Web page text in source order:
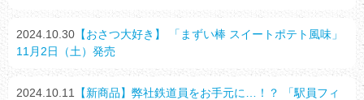
2024.10.30 【おさつ大好き】 「まずい棒 スイートポテト風味」
11月2日（土）発売
2024.10.11
【新商品】弊社鉄道員をお手元に…！？ 「駅員フィ